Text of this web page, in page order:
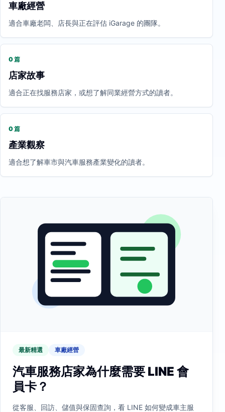
車廠經營
適合車廠老闆、店長與正在評估 iGarage 的團隊。
0 篇
店家故事
適合正在找服務店家，或想了解同業經營方式的讀者。
0 篇
產業觀察
適合想了解車市與汽車服務產業變化的讀者。
最新精選 車廠經營
汽車服務店家為什麼需要 LINE 會
員卡？
從客服、回訪、儲值與保固查詢，看 LINE 如何變成車主服